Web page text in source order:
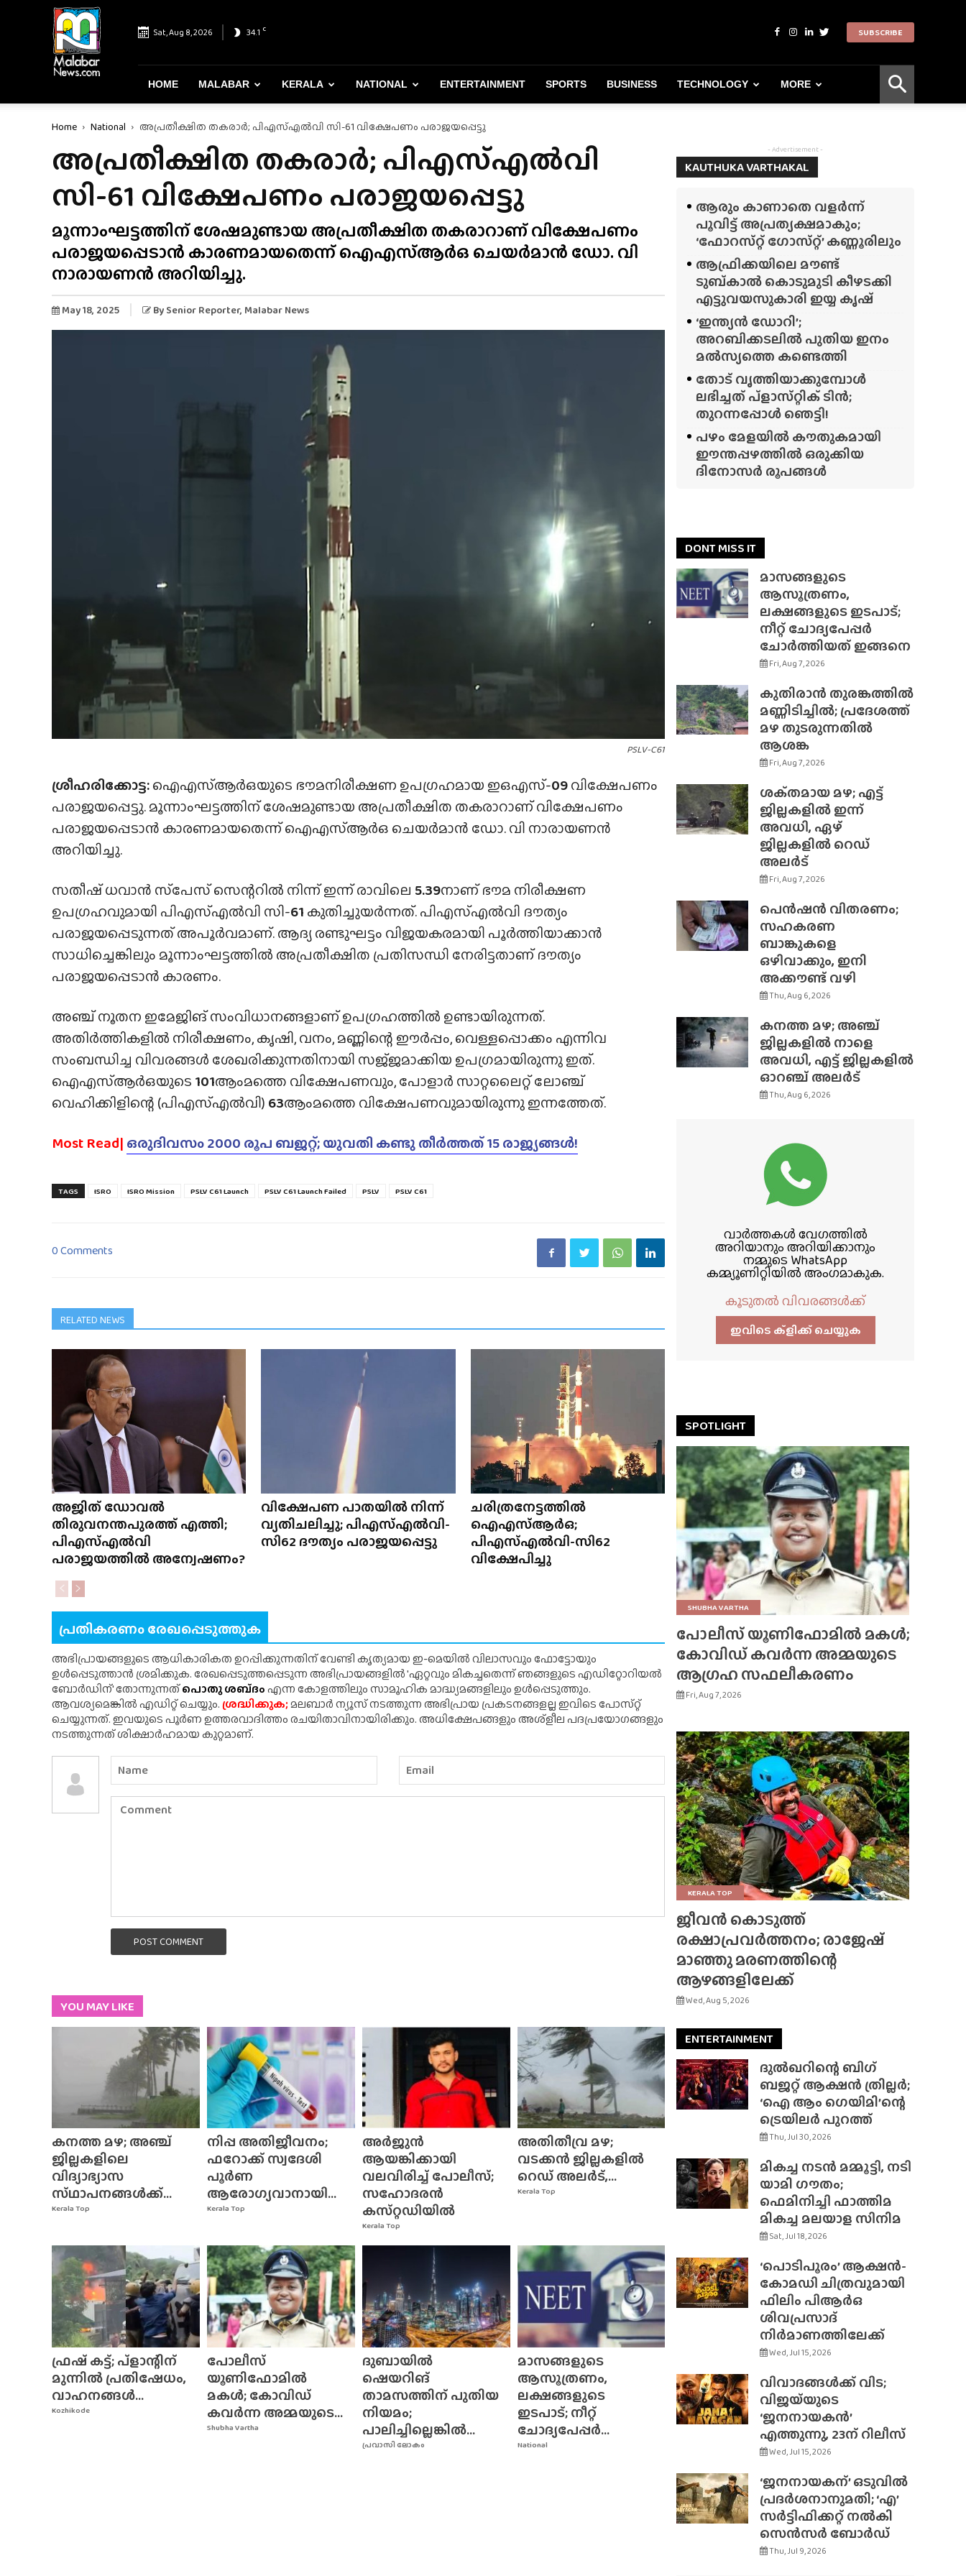
Malabar
News
–
Most
Reliable
Dependable
Portal
Sat, Aug 8, 2026 34.1 C SUBSCRIBE
HOME MALABAR KERALA NATIONAL ENTERTAINMENT SPORTS BUSINESS TECHNOLOGY MORE
Home National അപ്രതീക്ഷിത തകരാർ; പിഎസ്എൽവി സി-61 വിക്ഷേപണം പരാജയപ്പെട്ടു
അപ്രതീക്ഷിത തകരാർ; പിഎസ്എൽവി
സി-61 വിക്ഷേപണം പരാജയപ്പെട്ടു
മൂന്നാംഘട്ടത്തിന് ശേഷമുണ്ടായ അപ്രതീക്ഷിത തകരാറാണ് വിക്ഷേപണം
പരാജയപ്പെടാൻ കാരണമായതെന്ന് ഐഎസ്ആർഒ ചെയർമാൻ ഡോ. വി
നാരായണൻ അറിയിച്ചു.
May 18, 2025 By Senior Reporter, Malabar News
PSLV-C61
ശ്രീഹരിക്കോട്ട:ഐഎസ്‌ആർഒയുടെ ഭൗമനിരീക്ഷണ ഉപഗ്രഹമായ ഇഒഎസ്-09വിക്ഷേപണം
പരാജയപ്പെട്ടു. മൂന്നാംഘട്ടത്തിന് ശേഷമുണ്ടായ അപ്രതീക്ഷിത തകരാറാണ് വിക്ഷേപണം
പരാജയപ്പെടാൻ കാരണമായതെന്ന് ഐഎസ്ആർഒ ചെയർമാൻ ഡോ. വി നാരായണൻ
അറിയിച്ചു.
സതീഷ് ധവാൻ സ്‌പേസ് സെന്ററിൽ നിന്ന് ഇന്ന് രാവിലെ 5.39നാണ് ഭൗമ നിരീക്ഷണ
ഉപഗ്രഹവുമായി പിഎസ്എൽവി സി-61 കുതിച്ചുയർന്നത്. പിഎസ്എൽവി ദൗത്യം
പരാജയപ്പെടുന്നത് അപൂർവമാണ്. ആദ്യ രണ്ടുഘട്ടം വിജയകരമായി പൂർത്തിയാക്കാൻ
സാധിച്ചെങ്കിലും മൂന്നാംഘട്ടത്തിൽ അപ്രതീക്ഷിത പ്രതിസന്ധി നേരിട്ടതാണ് ദൗത്യം
പരാജയപ്പെടാൻ കാരണം.
അഞ്ച് നൂതന ഇമേജിങ് സംവിധാനങ്ങളാണ് ഉപഗ്രഹത്തിൽ ഉണ്ടായിരുന്നത്.
അതിർത്തികളിൽ നിരീക്ഷണം, കൃഷി, വനം, മണ്ണിന്റെ ഈർപ്പം, വെള്ളപ്പൊക്കം എന്നിവ
സംബന്ധിച്ച വിവരങ്ങൾ ശേഖരിക്കുന്നതിനായി സജ്‌ജമാക്കിയ ഉപഗ്രമായിരുന്നു ഇത്.
ഐഎസ്‌ആർഒയുടെ 101ആംമത്തെ വിക്ഷേപണവും, പോളാർ സാറ്റലൈറ്റ് ലോഞ്ച്
വെഹിക്കിളിന്റെ (പിഎസ്എൽവി) 63ആംമത്തെ വിക്ഷേപണവുമായിരുന്നു ഇന്നത്തേത്.
Most Read| ഒരുദിവസം 2000 രൂപ ബജറ്റ്; യുവതി കണ്ടു തീർത്തത് 15 രാജ്യങ്ങൾ!
TAGS ISRO ISRO Mission PSLV C61 Launch PSLV C61 Launch Failed PSLV PSLV C61
0 Comments
RELATED NEWS
അജിത് ഡോവൽ
തിരുവനന്തപുരത്ത് എത്തി;
പിഎസ്എൽവി
പരാജയത്തിൽ അന്വേഷണം?
വിക്ഷേപണ പാതയിൽ നിന്ന്
വ്യതിചലിച്ചു; പിഎസ്എൽവി-
സി62 ദൗത്യം പരാജയപ്പെട്ടു
ചരിത്രനേട്ടത്തിൽ
ഐഎസ്ആർഒ;
പിഎസ്എൽവി-സി62
വിക്ഷേപിച്ചു
പ്രതികരണം രേഖപ്പെടുത്തുക
അഭിപ്രായങ്ങളുടെ ആധികാരികത ഉറപ്പിക്കുന്നതിന് വേണ്ടി കൃത്യമായ ഇ-മെയിൽ വിലാസവും ഫോട്ടോയും
ഉൾപ്പെടുത്താൻ ശ്രമിക്കുക. രേഖപ്പെടുത്തപ്പെടുന്ന അഭിപ്രായങ്ങളിൽ 'ഏറ്റവും മികച്ചതെന്ന് ഞങ്ങളുടെ എഡിറ്റോറിയൽ
ബോർഡിന്' തോന്നുന്നത്പൊതു ശബ്‌ദംഎന്ന കോളത്തിലും സാമൂഹിക മാദ്ധ്യമങ്ങളിലും ഉൾപ്പെടുത്തും.
ആവശ്യമെങ്കിൽ എഡിറ്റ് ചെയ്യും.ശ്രദ്ധിക്കുക;മലബാർ ന്യൂസ് നടത്തുന്ന അഭിപ്രായ പ്രകടനങ്ങളല്ല ഇവിടെ പോസ്‌റ്റ്
ചെയ്യുന്നത്. ഇവയുടെ പൂർണ ഉത്തരവാദിത്തം രചയിതാവിനായിരിക്കും. അധിക്ഷേപങ്ങളും അശ്‌ളീല പദപ്രയോഗങ്ങളും
നടത്തുന്നത് ശിക്ഷാർഹമായ കുറ്റമാണ്.
POST COMMENT
YOU MAY LIKE
Kerala Top
കനത്ത മഴ; അഞ്ച്
ജില്ലകളിലെ
വിദ്യാഭ്യാസ
സ്‌ഥാപനങ്ങൾക്ക്‌...
Kerala Top
നിപ്പ അതിജീവനം;
ഫറോക്ക് സ്വദേശി
പൂർണ
ആരോഗ്യവാനായി...
Kerala Top
അർജുൻ
ആയങ്കിക്കായി
വലവിരിച്ച് പോലീസ്;
സഹോദരൻ
കസ്‌റ്റഡിയിൽ
Kerala Top
അതിതീവ്ര മഴ;
വടക്കൻ ജില്ലകളിൽ
റെഡ് അലർട്,...
Kozhikode
ഫ്രഷ് കട്ട്; പ്ളാന്റിന്
മുന്നിൽ പ്രതിഷേധം,
വാഹനങ്ങൾ...
Shubha Vartha
പോലീസ്
യൂണിഫോമിൽ
മകൾ; കോവിഡ്
കവർന്ന അമ്മയുടെ...
പ്രവാസി ലോകം
ദുബായിൽ
ഷെയറിങ്
താമസത്തിന് പുതിയ
നിയമം;
പാലിച്ചില്ലെങ്കിൽ...
National
മാസങ്ങളുടെ
ആസൂത്രണം,
ലക്ഷങ്ങളുടെ
ഇടപാട്; നീറ്റ്
ചോദ്യപേപ്പർ...
- Advertisement -
KAUTHUKA VARTHAKAL
ആരും കാണാതെ വളർന്ന്
പൂവിട്ട് അപ്രത്യക്ഷമാകും;
‘ഫോറസ്‌റ്റ്‌ ഗോസ്‌റ്റ്’ കണ്ണൂരിലും
ആഫ്രിക്കയിലെ മൗണ്ട്
ടുബ്‌കാൽ കൊടുമുടി കീഴടക്കി
എട്ടുവയസുകാരി ഇയ്യ കൃഷ്
‘ഇന്ത്യൻ ഡോറി’;
അറബിക്കടലിൽ പുതിയ ഇനം
മൽസ്യത്തെ കണ്ടെത്തി
തോട് വൃത്തിയാക്കുമ്പോൾ
ലഭിച്ചത് പ്‌ളാസ്‌റ്റിക് ടിൻ;
തുറന്നപ്പോൾ ഞെട്ടി!
പഴം മേളയിൽ കൗതുകമായി
ഈന്തപ്പഴത്തിൽ ഒരുക്കിയ
ദിനോസർ രൂപങ്ങൾ
DONT MISS IT
മാസങ്ങളുടെ
ആസൂത്രണം,
ലക്ഷങ്ങളുടെ ഇടപാട്;
നീറ്റ് ചോദ്യപേപ്പർ
ചോർത്തിയത് ഇങ്ങനെ
Fri, Aug 7, 2026
കുതിരാൻ തുരങ്കത്തിൽ
മണ്ണിടിച്ചിൽ; പ്രദേശത്ത്
മഴ തുടരുന്നതിൽ
ആശങ്ക
Fri, Aug 7, 2026
ശക്‌തമായ മഴ; എട്ട്
ജില്ലകളിൽ ഇന്ന്
അവധി, ഏഴ്
ജില്ലകളിൽ റെഡ്
അലർട്
Fri, Aug 7, 2026
പെൻഷൻ വിതരണം;
സഹകരണ
ബാങ്കുകളെ
ഒഴിവാക്കും, ഇനി
അക്കൗണ്ട് വഴി
Thu, Aug 6, 2026
കനത്ത മഴ; അഞ്ച്
ജില്ലകളിൽ നാളെ
അവധി, എട്ട് ജില്ലകളിൽ
ഓറഞ്ച് അലർട്
Thu, Aug 6, 2026
വാർത്തകൾ വേഗത്തിൽ
അറിയാനും അറിയിക്കാനും
നമ്മുടെ WhatsApp
കമ്മ്യൂണിറ്റിയിൽ അംഗമാകുക.
കൂടുതൽ വിവരങ്ങൾക്ക്
ഇവിടെ ക്ളിക്ക്‌ ചെയ്യുക
SPOTLIGHT
SHUBHA VARTHA
പോലീസ് യൂണിഫോമിൽ മകൾ;
കോവിഡ് കവർന്ന അമ്മയുടെ
ആഗ്രഹ സഫലീകരണം
Fri, Aug 7, 2026
KERALA TOP
ജീവൻ കൊടുത്ത്
രക്ഷാപ്രവർത്തനം; രാജേഷ്
മാഞ്ഞു മരണത്തിന്റെ
ആഴങ്ങളിലേക്ക്
Wed, Aug 5, 2026
ENTERTAINMENT
ദുൽഖറിന്റെ ബിഗ്
ബജറ്റ് ആക്ഷൻ ത്രില്ലർ;
‘ഐ ആം ഗെയിമി’ന്റെ
ട്രെയിലർ പുറത്ത്
Thu, Jul 30, 2026
മികച്ച നടൻ മമ്മൂട്ടി, നടി
യാമി ഗൗതം;
ഫെമിനിച്ചി ഫാത്തിമ
മികച്ച മലയാള സിനിമ
Sat, Jul 18, 2026
‘പൊടിപൂരം’ ആക്ഷൻ-
കോമഡി ചിത്രവുമായി
ഫിലിം പിആർഒ
ശിവപ്രസാദ്
നിർമാണത്തിലേക്ക്
Wed, Jul 15, 2026
വിവാദങ്ങൾക്ക് വിട;
വിജയ്‌യുടെ
‘ജനനായകൻ’
എത്തുന്നു, 23ന് റിലീസ്
Wed, Jul 15, 2026
‘ജനനായകന്’ ഒടുവിൽ
പ്രദർശനാനുമതി; ‘എ’
സർട്ടിഫിക്കറ്റ് നൽകി
സെൻസർ ബോർഡ്
Thu, Jul 9, 2026